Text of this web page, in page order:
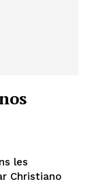
les
Christiano